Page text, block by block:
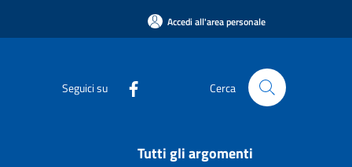
Accedi all'area personale
Seguici su Cerca
Tutti gli argomenti